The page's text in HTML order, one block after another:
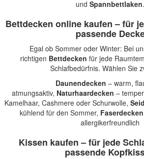
und Spannbettlaken.
Bettdecken online kaufen – für
passende
Egal ob Sommer oder Winter: Bei
richtigen Bettdecken für jede
Schlafbedürfnis. Wählen Sie
Daunendecken – warm,
atmungsaktiv, Naturhaardecken –
Kamelhaar, Cashmere oder Schurwolle,
kühlend für den Sommer, Faserdecken
allergikerfreundlich
Kissen kaufen – für jede
passende